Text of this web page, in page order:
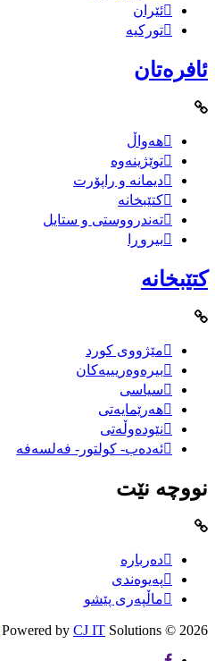
ئێران
تورکیە
ئافرەتان
هەواڵ
توێژینەوە
دیمانە و راپۆرت
کتێبخانە
تەندرووستی و ستایل
بیروڕا
کتێبخانە
مێژووى کورد
بیرەوەریییەکان
سیاسى
هەرێمایەتی
نێودەوڵەتی
ئەدەب- کولتور- فەلسەفە
نووچە نێت
دەربارە
پەیوەندی
ماڵپەری پێشو
2026 ©
Powered by CJ IT Solutions